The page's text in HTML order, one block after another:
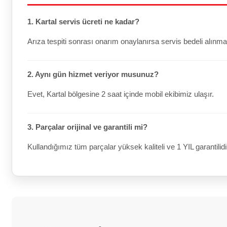
1. Kartal servis ücreti ne kadar?
Arıza tespiti sonrası onarım onaylanırsa servis bedeli
2. Aynı gün hizmet veriyor musunuz?
Evet, Kartal bölgesine 2 saat içinde mobil ekibimiz ulaşır.
3. Parçalar orijinal ve garantili mi?
Kullandığımız tüm parçalar yüksek kaliteli ve 1 YIL